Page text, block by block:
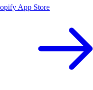
App Store